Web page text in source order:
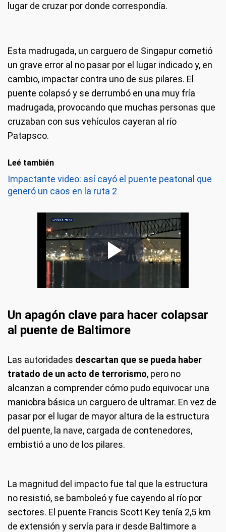
lugar de cruzar por donde correspondía.
Esta madrugada, un carguero de Singapur cometió
un grave error al no pasar por el lugar indicado y, en
cambio, impactar contra uno de sus pilares. El
puente colapsó y se derrumbó en una muy fría
madrugada, provocando que muchas personas que
cruzaban con sus vehículos cayeran al río
Patapsco.
Leé también
Impactante video: así cayó el puente peatonal que
generó un caos en la ruta 2
Un apagón clave para hacer colapsar
al puente de Baltimore
Las autoridades descartan que se pueda haber
tratado de un acto de terrorismo, pero no
alcanzan a comprender cómo pudo equivocar una
maniobra básica un carguero de ultramar. En vez de
pasar por el lugar de mayor altura de la estructura
del puente, la nave, cargada de contenedores,
embistió a uno de los pilares.
La magnitud del impacto fue tal que la estructura
no resistió, se bamboleó y fue cayendo al río por
sectores. El puente Francis Scott Key tenía 2,5 km
de extensión y servía para ir desde Baltimore a